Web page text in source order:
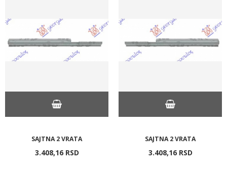
SAJTNA 2 VRATA
3.408,16 RSD
SAJTNA 2 VRATA
3.408,16 RSD